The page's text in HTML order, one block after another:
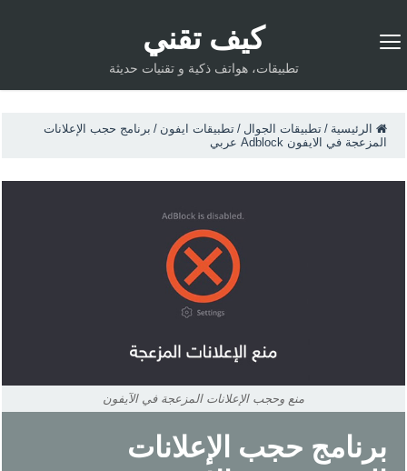
كيف تقني
تطبيقات، هواتف ذكية و تقنيات حديثة
الرئيسية / تطبيقات الجوال / تطبيقات ايفون / برنامج حجب الإعلانات
المزعجة في الايفون Adblock عربي
منع وحجب الإعلانات المزعجة في الآيفون
برنامج حجب الإعلانات